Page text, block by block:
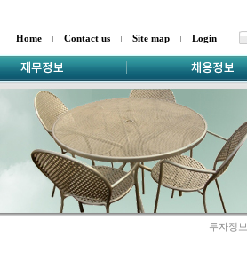
Home Contact us Site map Login
투자정보